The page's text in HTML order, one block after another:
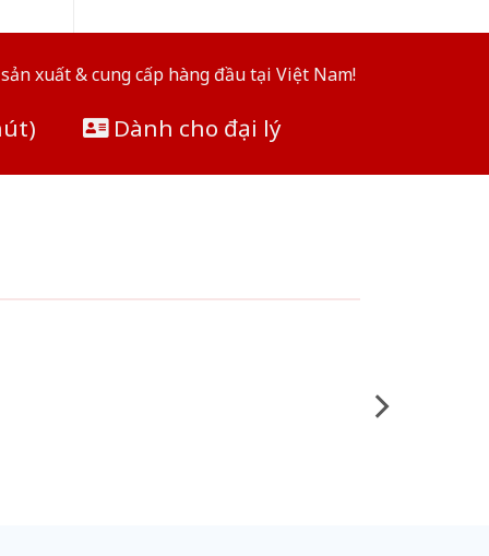
xuất & cung cấp hàng đầu tại Việt Nam!
Dành cho đại lý